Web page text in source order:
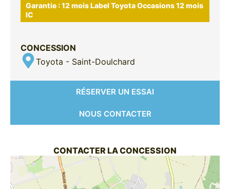
Garantie : 12 mois Label Toyota Occasions 12 mois
IC
CONCESSION
Toyota - Saint-Doulchard
RÉSERVER UN ESSAI
NOUS CONTACTER
CONTACTER LA CONCESSION